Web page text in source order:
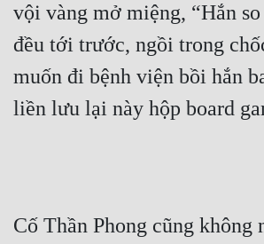
vội vàng mở miệng, “Hắn
đều tới trước, ngồi trong
muốn đi bệnh viện bồi hắn
liền lưu lại này hộp board
Cố Thần Phong cũng không